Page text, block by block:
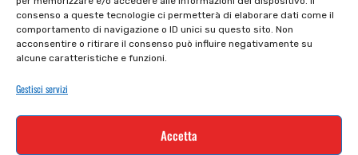
consenso a queste tecnologie ci permetterà di elaborare dati come il
comportamento di navigazione o ID unici su questo sito. Non
acconsentire o ritirare il consenso può influire negativamente su
alcune caratteristiche e funzioni.
Gestisci servizi
Accetta
Privacy policy
Cookie policy
Tutti prodotti
Termini e condizioni